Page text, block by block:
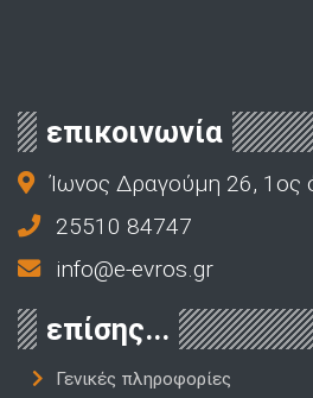
επικοινωνία
Ίωνος Δραγούμη 26, 1ος
25510 84747
info@e-evros.gr
επίσης...
Γενικές πληροφορίες